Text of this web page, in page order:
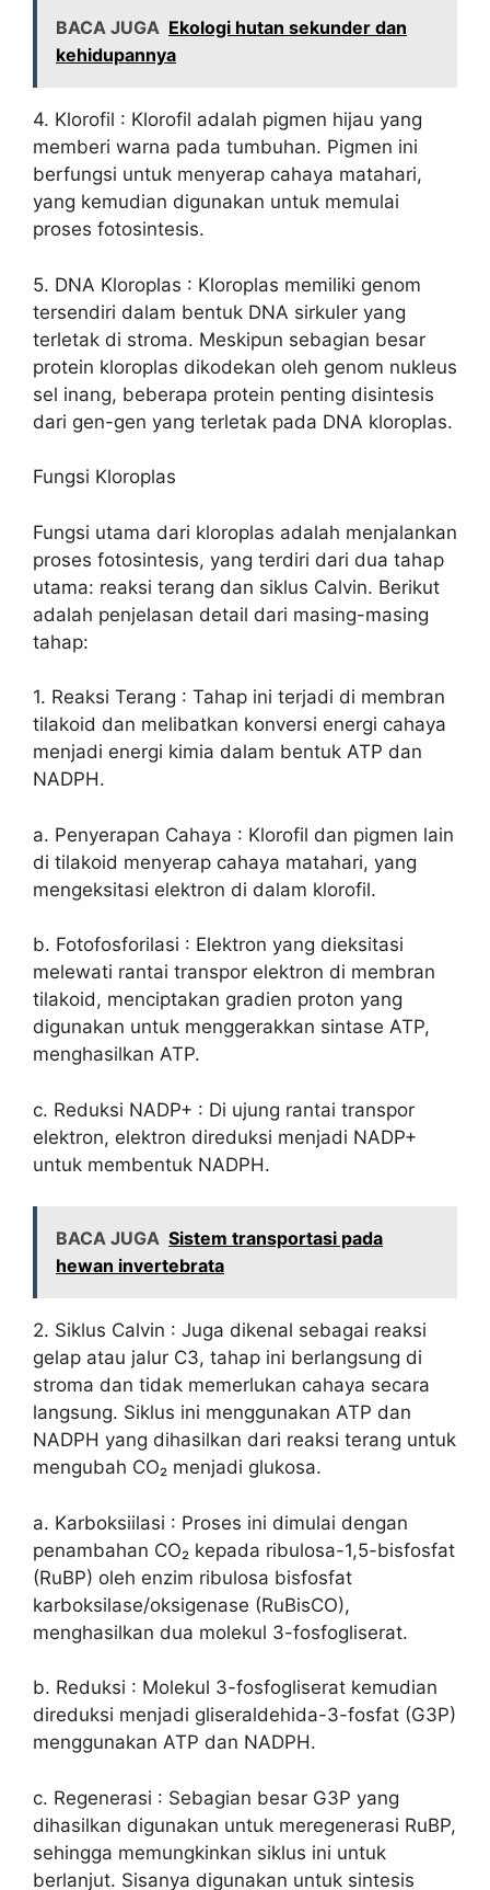
BACA JUGA Ekologi hutan sekunder dan
kehidupannya
4. Klorofil : Klorofil adalah pigmen hijau yang
memberi warna pada tumbuhan. Pigmen ini
berfungsi untuk menyerap cahaya matahari,
yang kemudian digunakan untuk memulai
proses fotosintesis.
5. DNA Kloroplas : Kloroplas memiliki genom
tersendiri dalam bentuk DNA sirkuler yang
terletak di stroma. Meskipun sebagian besar
protein kloroplas dikodekan oleh genom nukleus
sel inang, beberapa protein penting disintesis
dari gen-gen yang terletak pada DNA kloroplas.
Fungsi Kloroplas
Fungsi utama dari kloroplas adalah menjalankan
proses fotosintesis, yang terdiri dari dua tahap
utama: reaksi terang dan siklus Calvin. Berikut
adalah penjelasan detail dari masing-masing
tahap:
1. Reaksi Terang : Tahap ini terjadi di membran
tilakoid dan melibatkan konversi energi cahaya
menjadi energi kimia dalam bentuk ATP dan
NADPH.
a. Penyerapan Cahaya : Klorofil dan pigmen lain
di tilakoid menyerap cahaya matahari, yang
mengeksitasi elektron di dalam klorofil.
b. Fotofosforilasi : Elektron yang dieksitasi
melewati rantai transpor elektron di membran
tilakoid, menciptakan gradien proton yang
digunakan untuk menggerakkan sintase ATP,
menghasilkan ATP.
c. Reduksi NADP+ : Di ujung rantai transpor
elektron, elektron direduksi menjadi NADP+
untuk membentuk NADPH.
BACA JUGA Sistem transportasi pada
hewan invertebrata
2. Siklus Calvin : Juga dikenal sebagai reaksi
gelap atau jalur C3, tahap ini berlangsung di
stroma dan tidak memerlukan cahaya secara
langsung. Siklus ini menggunakan ATP dan
NADPH yang dihasilkan dari reaksi terang untuk
mengubah CO₂ menjadi glukosa.
a. Karboksiilasi : Proses ini dimulai dengan
penambahan CO₂ kepada ribulosa-1,5-bisfosfat
(RuBP) oleh enzim ribulosa bisfosfat
karboksilase/oksigenase (RuBisCO),
menghasilkan dua molekul 3-fosfogliserat.
b. Reduksi : Molekul 3-fosfogliserat kemudian
direduksi menjadi gliseraldehida-3-fosfat (G3P)
menggunakan ATP dan NADPH.
c. Regenerasi : Sebagian besar G3P yang
dihasilkan digunakan untuk meregenerasi RuBP,
sehingga memungkinkan siklus ini untuk
berlanjut. Sisanya digunakan untuk sintesis